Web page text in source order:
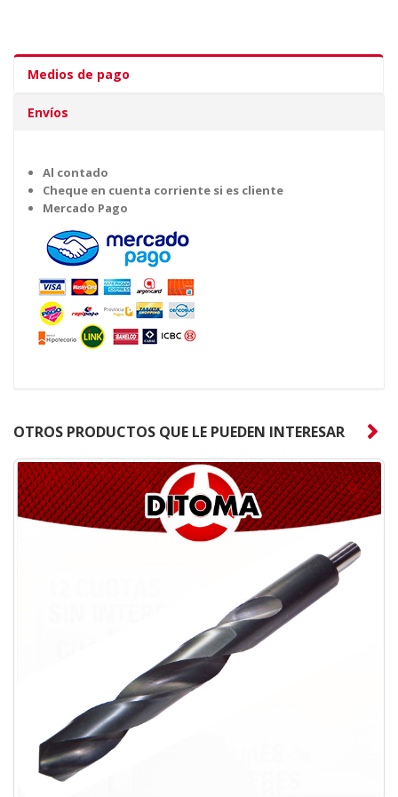
Medios de pago
Envíos
Al contado
Cheque en cuenta corriente si es cliente
Mercado Pago
OTROS PRODUCTOS QUE LE PUEDEN INTERESAR